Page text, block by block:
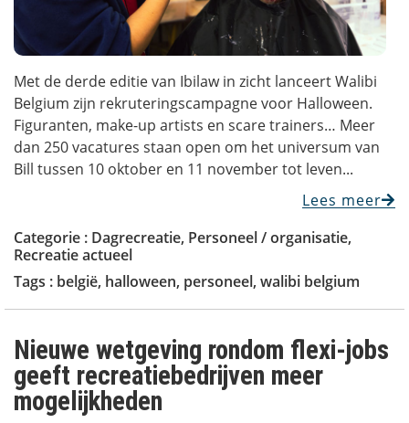
Met de derde editie van Ibilaw in zicht lanceert Walibi
Belgium zijn rekruteringscampagne voor Halloween.
Figuranten, make-up artists en scare trainers… Meer
dan 250 vacatures staan open om het universum van
Bill tussen 10 oktober en 11 november tot leven...
Lees meer
Categorie : Dagrecreatie, Personeel / organisatie,
Recreatie actueel
Tags : belgië, halloween, personeel, walibi belgium
Nieuwe wetgeving rondom flexi-jobs
geeft recreatiebedrijven meer
mogelijkheden